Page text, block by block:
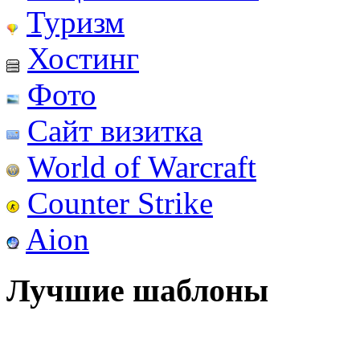
Туризм
Хостинг
Фото
Сайт визитка
World of Warcraft
Counter Strike
Aion
Лучшие шаблоны